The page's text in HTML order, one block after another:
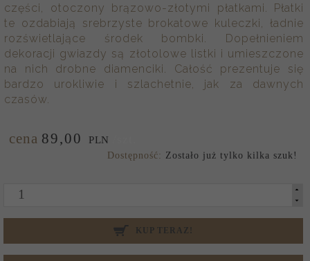
części, otoczony brązowo-złotymi płatkami. Płatki
te ozdabiają srebrzyste brokatowe kuleczki, ładnie
rozświetlające środek bombki. Dopełnieniem
dekoracji gwiazdy są złotolowe listki i umieszczone
na nich drobne diamenciki. Całość prezentuje się
bardzo urokliwie i szlachetnie, jak za dawnych
czasów.
cena 89,00 PLN
Dostępność: Zostało już tylko kilka szuk!
KUP TERAZ!